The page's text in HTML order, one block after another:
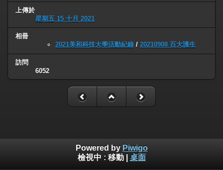
上傳於
星期五 15 十月 2021
相冊
2021美和科技大學活動紀錄 / 20210908 百大護生
訪問
6052
Powered by Piwigo
檢視中 : 移動| 桌面